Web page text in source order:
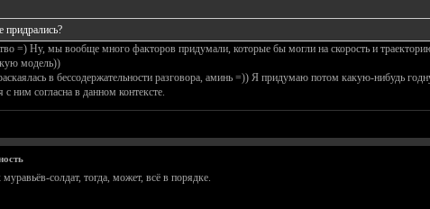
придрались?
=) Ну, мы вообще много факторов придумали, которые бы могли на скорость и
модель))
в бессодержательности разговора, аминь =)) Я придумаю потом какую-нибудь
ним согласна в данном контексте.
солдат, тогда, может, всё в порядке.